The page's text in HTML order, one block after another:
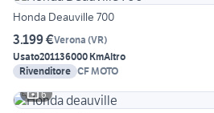
Honda Deauville 700
3.199 €Verona (VR)
Usato201136000 KmAltro
Rivenditore CF MOTO
6